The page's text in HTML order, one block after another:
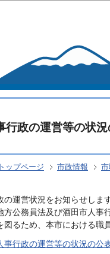
行政の運営等の状
トップページ 市政情報 市
運営状況をお知らせします
方公務員法及び酒田市人事
図るため、本市における職
事行政の運営等の状況の公